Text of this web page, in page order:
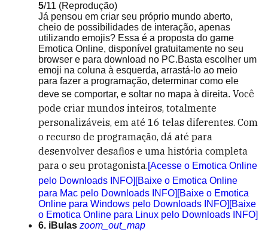
5/11 (Reprodução)
Já pensou em criar seu próprio mundo aberto,
cheio de possibilidades de interação, apenas
utilizando emojis? Essa é a proposta do game
Emotica Online, disponível gratuitamente no seu
browser e para download no PC.Basta escolher um
emoji na coluna à esquerda, arrastá-lo ao meio
para fazer a programação, determinar como ele
deve se comportar, e soltar no mapa à direita. Você
pode criar mundos inteiros, totalmente
personalizáveis, em até 16 telas diferentes. Com
o recurso de programação, dá até para
desenvolver desafios e uma história completa
para o seu protagonista.[Acesse o Emotica Online
pelo Downloads INFO] [Baixe o Emotica Online
para Mac pelo Downloads INFO] [Baixe o Emotica
Online para Windows pelo Downloads INFO] [Baixe
o Emotica Online para Linux pelo Downloads INFO]
6. iBulas zoom_out_map